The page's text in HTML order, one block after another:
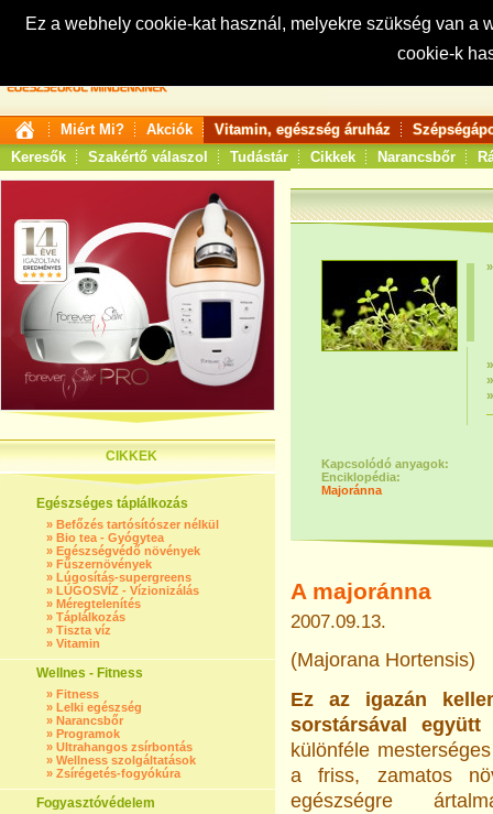
Ez a webhely cookie-kat használ, melyekre szükség van
cookie-k
Keresés:
Miért Mi? Akciók Vitamin, egészség áruház
Keresők
Szakértő válaszol Tudástár Cikkek Narancsbőr
CIKKEK
Egészséges táplálkozás
» Befőzés tartósítószer nélkül
» Bio tea - Gyógytea
» Egészségvédő növények
» Fűszernövények
» Lúgosítás-supergreens
» LÚGOSVÍZ - Vízionizálás
» Méregtelenítés
» Táplálkozás
» Tiszta víz
» Vitamin
Wellnes - Fitness
» Fitness
» Lelki egészség
» Narancsbőr
» Programok
» Ultrahangos zsírbontás
» Wellness szolgáltatások
» Zsírégetés-fogyókúra
Fogyasztóvédelem
Kapcsolódó anyagok:
Enciklopédia:
Majoránna
A majoránna
2007.09.13.
(Majorana Hortensis)
Ez az igazán
sorstársával
különféle
a friss, zamatos
egészségre